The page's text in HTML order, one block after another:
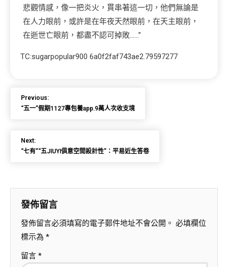
悲觀情感，像一把炎火，貫串著這一切，他們無論是
在人力眼前，或許是在年夜天然眼前，在天主眼前，
在逝世亡眼前，都盡不認可掉敗……”
TC:sugarpopular900 6a0f2faf743ae2.79597277
Previous:
“五一”假期1127專包養app.9萬人次收支境
Next:
“七有”“五JIUYI俱意空間設計性”：平易近生答卷
發佈留言
發佈留言必須填寫的電子郵件地址不會公開。 必填欄位
標示為 *
留言 *